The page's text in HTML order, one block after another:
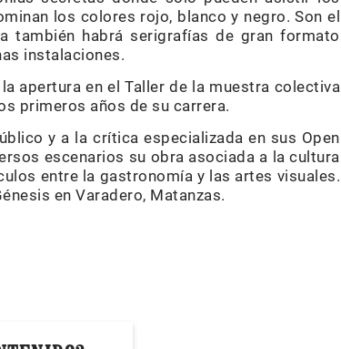
los colores rojo, blanco y negro. Son el
también habrá serigrafías de gran formato
instalaciones.
apertura en el Taller de la muestra colectiva
primeros años de su carrera.
y a la crítica especializada en sus Open
escenarios su obra asociada a la cultura
entre la gastronomía y las artes visuales.
en Varadero, Matanzas.